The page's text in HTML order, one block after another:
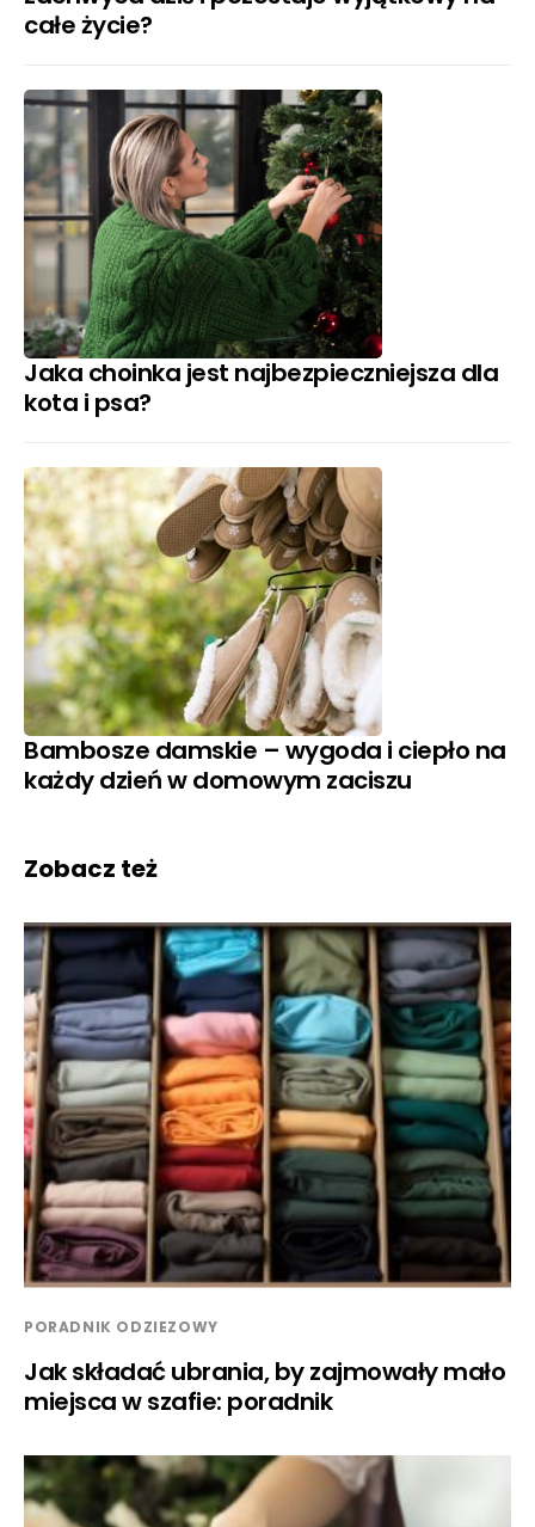
całe życie?
Jaka choinka jest najbezpieczniejsza dla
kota i psa?
Bambosze damskie – wygoda i ciepło na
każdy dzień w domowym zaciszu
Zobacz też
PORADNIK ODZIEZOWY
Jak składać ubrania, by zajmowały mało
miejsca w szafie: poradnik